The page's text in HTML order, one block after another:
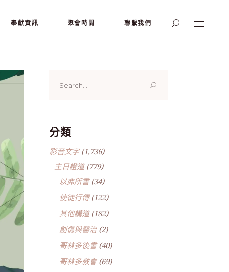
奉獻資訊 聚會時間 聯繫我們
for:
分類
影音文字(1,736)
主日證道(779)
以弗所書(34)
使徒行傳(122)
其他講道(182)
創傷與醫治(2)
哥林多後書(40)
哥林多教會(69)